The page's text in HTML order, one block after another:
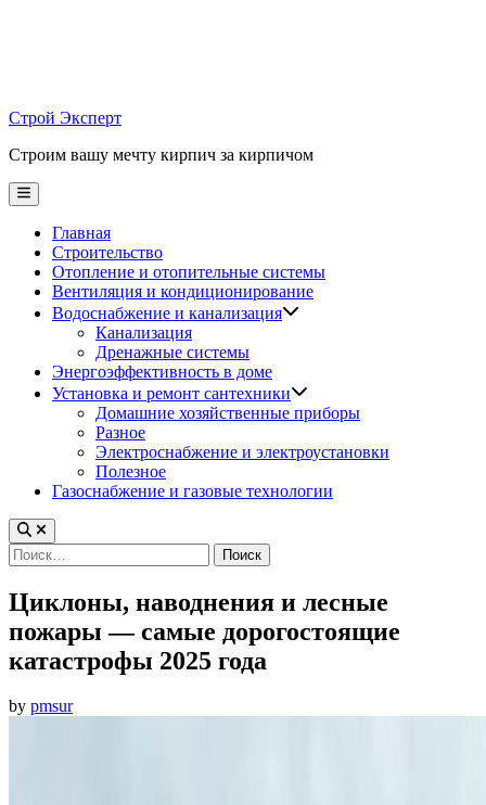
Строй Эксперт
Строим вашу мечту кирпич за кирпичом
Main
Menu
Главная
Строительство
Отопление и отопительные системы
Вентиляция и кондиционирование
Водоснабжение и канализация
Канализация
Дренажные системы
Энергоэффективность в доме
Установка и ремонт сантехники
Домашние хозяйственные приборы
Разное
Электроснабжение и электроустановки
Полезное
Газоснабжение и газовые технологии
Найти:
Циклоны, наводнения и лесные
пожары — самые дорогостоящие
катастрофы 2025 года
by pmsur